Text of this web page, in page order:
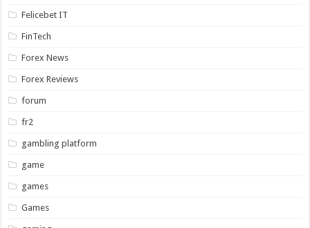
Felicebet IT
FinTech
Forex News
Forex Reviews
forum
fr2
gambling platform
game
games
Games